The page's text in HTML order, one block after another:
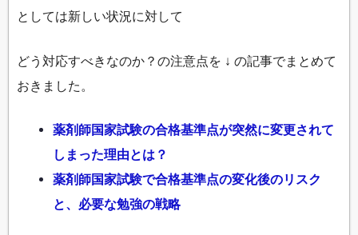
としては新しい状況に対して
どう対応すべきなのか？の注意点を ↓ の記事でまとめて
おきました。
薬剤師国家試験の合格基準点が突然に変更されて
しまった理由とは？
薬剤師国家試験で合格基準点の変化後のリスク
と、必要な勉強の戦略